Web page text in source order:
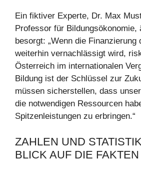
Ein fiktiver Experte, Dr. Max
Professor für Bildungsökonomie,
besorgt: „Wenn die
weiterhin vernachlässigt wird,
Österreich im internationalen
Bildung ist der Schlüssel zur
müssen sicherstellen, dass
die notwendigen Ressourcen
Spitzenleistungen zu erbringen.“
ZAHLEN UND
BLICK AUF DIE FAKTEN